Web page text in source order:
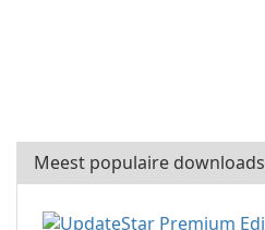
Meest populaire downloads